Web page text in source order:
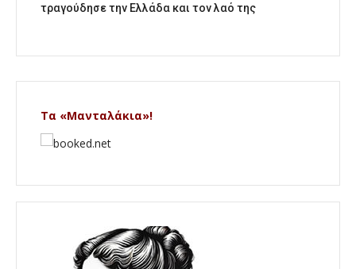
τραγούδησε την Ελλάδα και τον λαό της
Τα «Μανταλάκια»!